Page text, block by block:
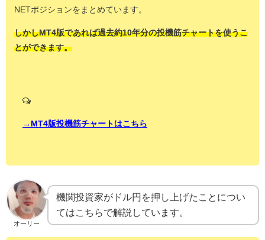
NETポジションをまとめています。
しかしMT4版であれば過去約10年分の投機筋チャートを使うこ
とができます。
→MT4版投機筋チャートはこちら
オーリー
機関投資家がドル円を押し上げたことについ
てはこちらで解説しています。